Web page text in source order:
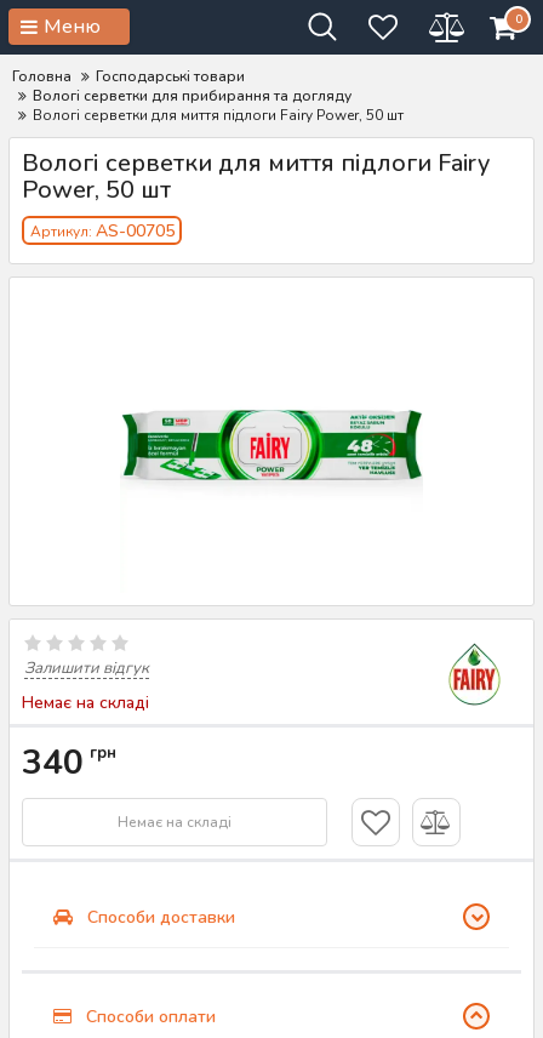
Меню 0
Головна
Господарські товари
Вологі серветки для прибирання та догляду
Вологі серветки для миття підлоги Fairy Power, 50 шт
Вологі серветки для миття підлоги Fairy
Power, 50 шт
Артикул: AS-00705
Залишити відгук
Немає на складі
340 грн
Немає на складі
Способи доставки
Способи оплати